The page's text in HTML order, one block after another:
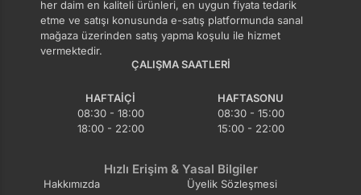
her daim en kaliteli ürünleri, en uygun fiyata tedarik
etme ve satışı konusunda e-satış platformunda sanal
mağaza üzerinden satış yapma koşulu ile hizmet
vermektedir.
ÇALIŞMA SAATLERI
HAFTAIÇI
08:30 - 18:00
18:00 - 22:00
HAFTASONU
08:30 - 15:00
15:00 - 22:00
Hızlı Erişim & Yasal Bilgiler
Hakkımızda Üyelik Sözleşmesi